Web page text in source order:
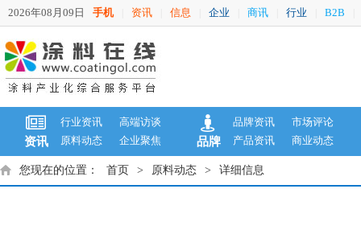
2026年08月09日 手机 资讯 信息 企业 商讯 行业 B2B
资讯
行业资讯
高端访谈
原料动态
企业聚焦 品牌
品牌资讯
市场评论
产品资讯
商业动态
您现在的位置： 首页 > 原料动态 > 详细信息